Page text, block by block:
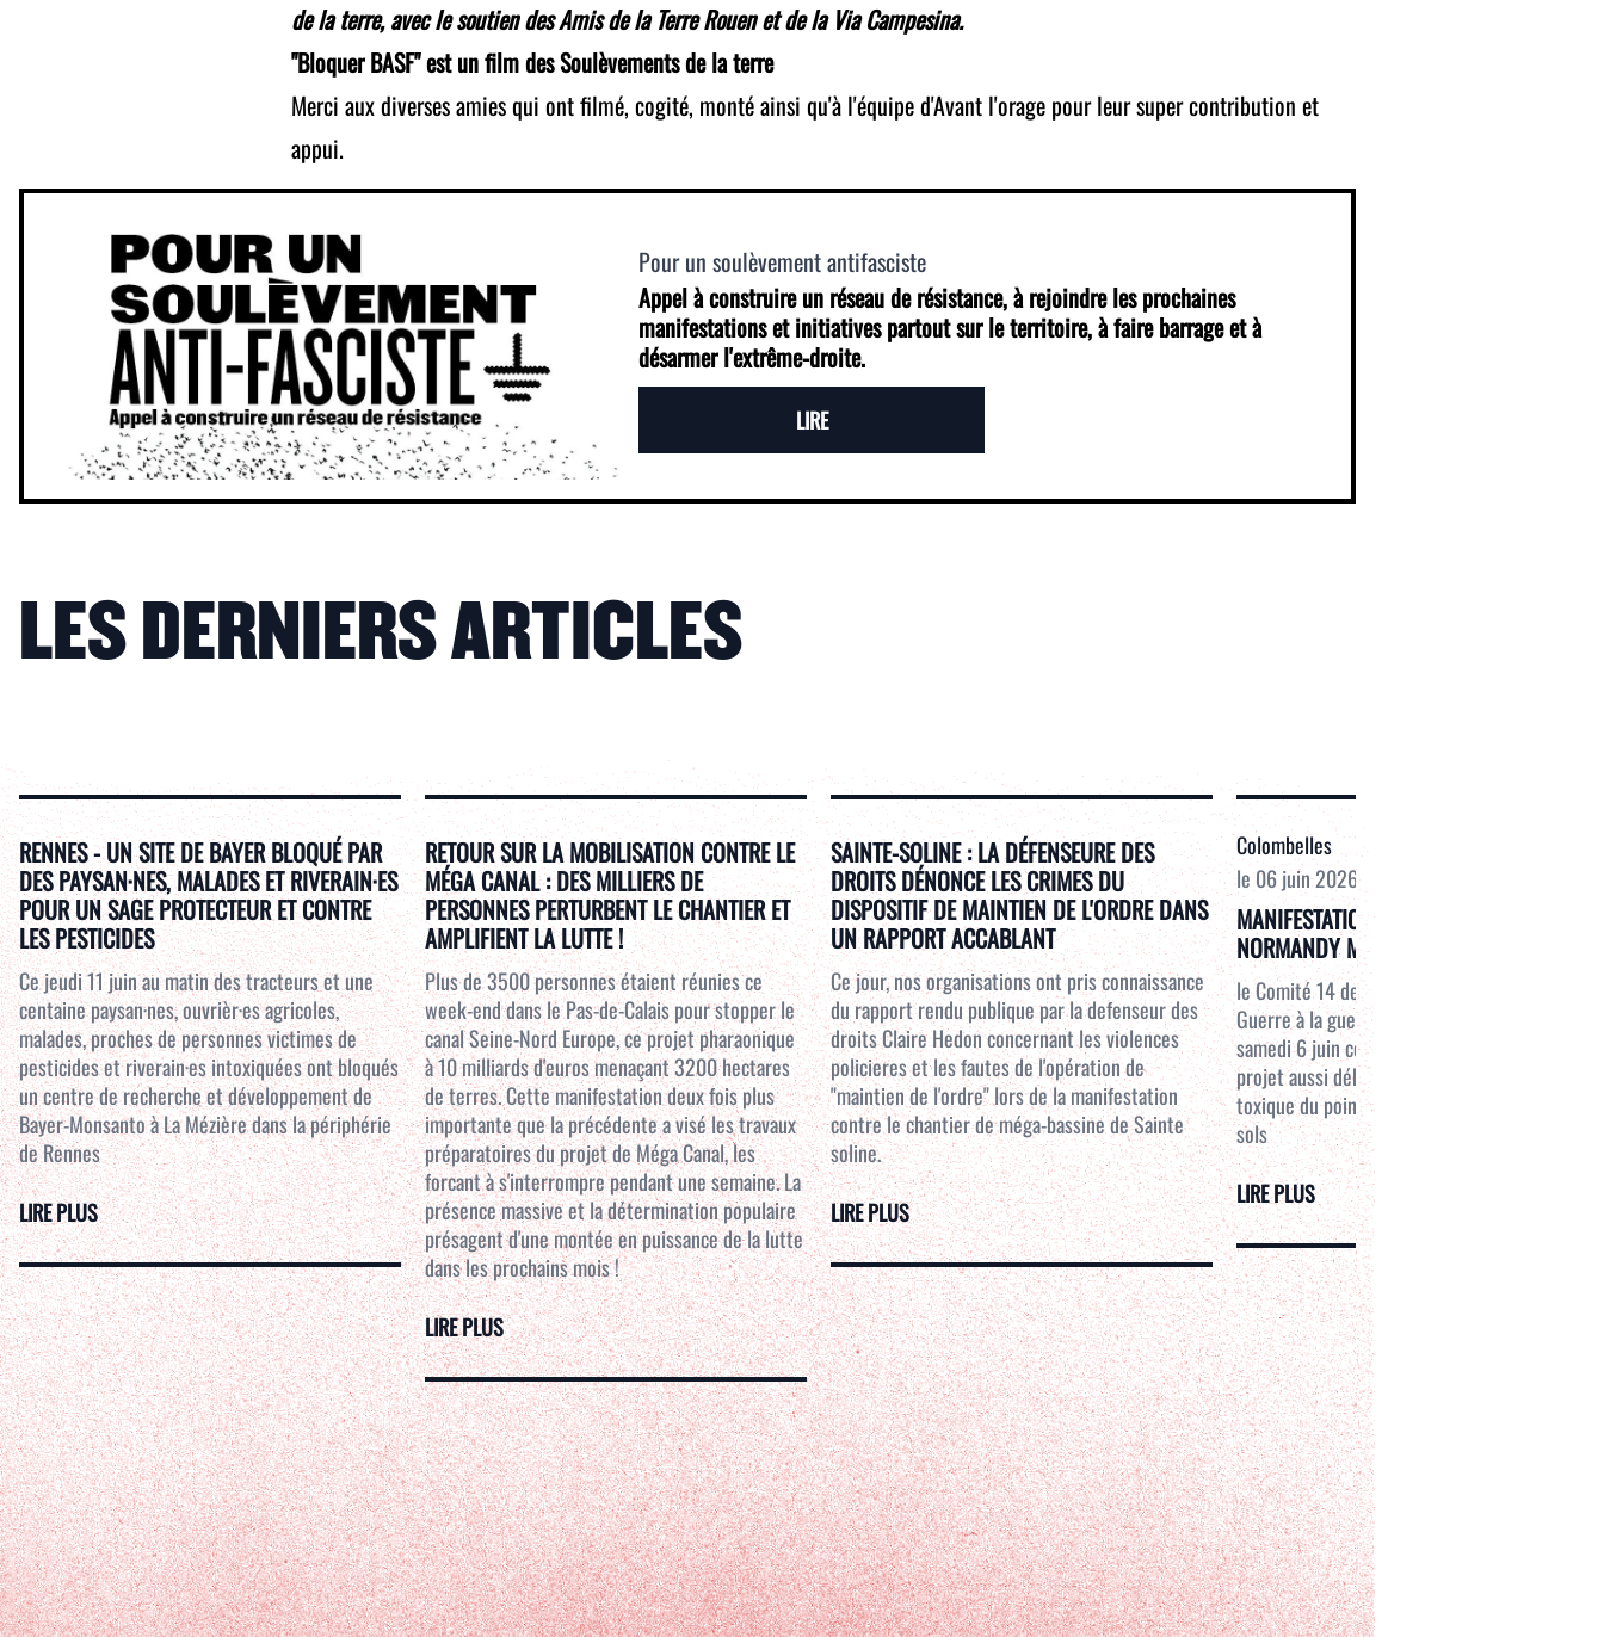
de la terre, avec le soutien des Amis de la Terre Rouen et de la Via Campesina.
"Bloquer BASF" est un film des Soulèvements de la terre
Merci aux diverses amies qui ont filmé, cogité, monté ainsi qu'à l'équipe d'Avant l'orage pour leur super contribution et
appui.
Pour un soulèvement antifasciste
Appel à construire un réseau de résistance, à rejoindre les prochaines
manifestations et initiatives partout sur le territoire, à faire barrage et à
désarmer l'extrême-droite.
LIRE
LES DERNIERS ARTICLES
RENNES - UN SITE DE BAYER BLOQUÉ PAR
DES PAYSAN·NES, MALADES ET RIVERAIN·ES
POUR UN SAGE PROTECTEUR ET CONTRE
LES PESTICIDES
Ce jeudi 11 juin au matin des tracteurs et une
centaine paysan·nes, ouvrièr·es agricoles,
malades, proches de personnes victimes de
pesticides et riverain·es intoxiquées ont bloqués
un centre de recherche et développement de
Bayer-Monsanto à La Mézière dans la périphérie
de Rennes
LIRE PLUS
RETOUR SUR LA MOBILISATION CONTRE LE
MÉGA CANAL : DES MILLIERS DE
PERSONNES PERTURBENT LE CHANTIER ET
AMPLIFIENT LA LUTTE !
Plus de 3500 personnes étaient réunies ce
week-end dans le Pas-de-Calais pour stopper le
canal Seine-Nord Europe, ce projet pharaonique
à 10 milliards d'euros menaçant 3200 hectares
de terres. Cette manifestation deux fois plus
importante que la précédente a visé les travaux
préparatoires du projet de Méga Canal, les
forcant à s'interrompre pendant une semaine. La
présence massive et la détermination populaire
présagent d'une montée en puissance de la lutte
dans les prochains mois !
LIRE PLUS
SAINTE-SOLINE : LA DÉFENSEURE DES
DROITS DÉNONCE LES CRIMES DU
DISPOSITIF DE MAINTIEN DE L'ORDRE DANS
UN RAPPORT ACCABLANT
Ce jour, nos organisations ont pris connaissance
du rapport rendu publique par la defenseur des
droits Claire Hedon concernant les violences
policieres et les fautes de l'opération de
"maintien de l'ordre" lors de la manifestation
contre le chantier de méga-bassine de Sainte
soline.
LIRE PLUS
Colombelles
le06 juin 2026
MANIFESTATION CONTRE LE PROJET
NORMANDY MEMORY
le Comité 14 des Soulèvements de la terre et
Guerre à la guerre Caen appellent à manifester
samedi 6 juin contre le Normandy Memory,
projet aussi débile sur la plan historique que
toxique du point de vue de la bétonisation des
sols
LIRE PLUS